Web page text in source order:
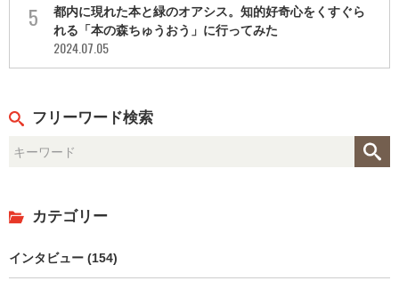
都内に現れた本と緑のオアシス。知的好奇心をくすぐら
れる「本の森ちゅうおう」に行ってみた
2024.07.05
フリーワード検索
カテゴリー
インタビュー (154)